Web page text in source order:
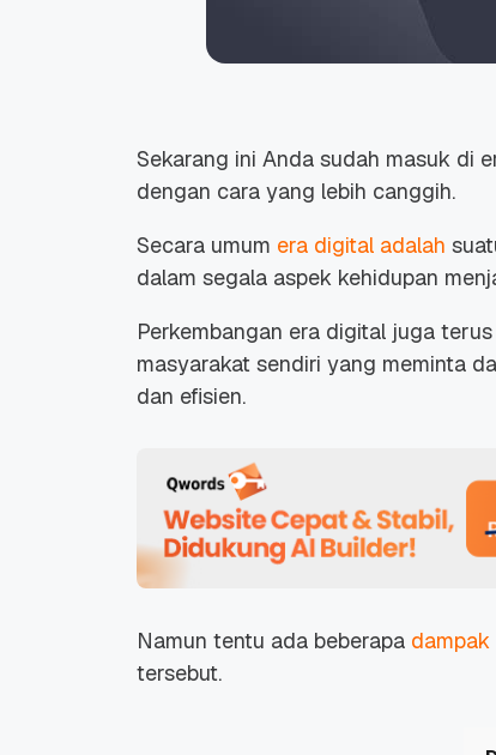
Sekarang ini Anda sudah masuk di
dengan cara yang lebih canggih.
Secara umum era digital adalah
dalam segala aspek kehidupan
Perkembangan era digital juga
masyarakat sendiri yang meminta
dan efisien.
Namun tentu ada beberapa
tersebut.